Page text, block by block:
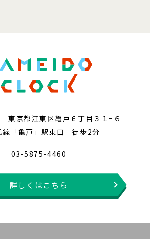
京都江東区亀戸６丁目３１−６
線「亀戸」駅東口 徒歩2分
03-5875-4460
詳しくはこちら